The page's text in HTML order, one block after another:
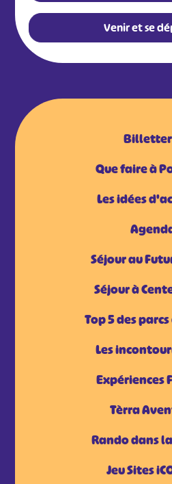
Venir et se
Que faire à
Les idées
Séjour au
Séjour à
Top 5 des
Les
Expériences
Tèrra
Rando dans
Jeu Sites